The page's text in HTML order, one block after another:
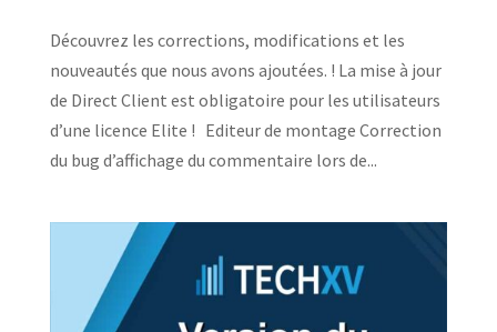
Découvrez les corrections, modifications et les
nouveautés que nous avons ajoutées. ! La mise à jour
de Direct Client est obligatoire pour les utilisateurs
d’une licence Elite ! Editeur de montage Correction
du bug d’affichage du commentaire lors de...